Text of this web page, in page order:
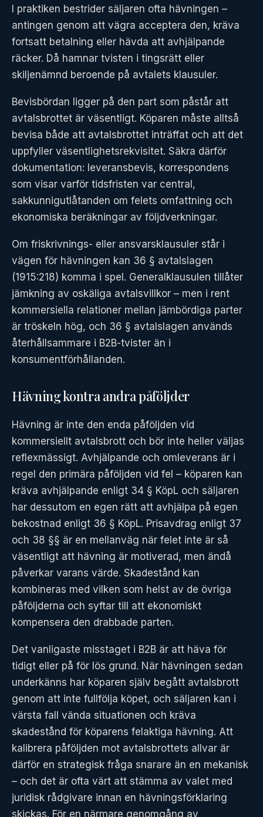
I praktiken bestrider säljaren ofta hävningen –
antingen genom att vägra acceptera den, kräva
fortsatt betalning eller hävda att avhjälpande
räcker. Då hamnar tvisten i tingsrätt eller
skiljenämnd beroende på avtalets klausuler.
Bevisbördan ligger på den part som påstår att
avtalsbrottet är väsentligt. Köparen måste alltså
bevisa både att avtalsbrottet inträffat och att det
uppfyller väsentlighetsrekvisitet. Säkra därför
dokumentation: leveransbevis, korrespondens
som visar varför tidsfristen var central,
sakkunnigutlåtanden om felets omfattning och
ekonomiska beräkningar av följdverkningar.
Om friskrivnings- eller ansvarsklausuler står i
vägen för hävningen kan 36 § avtalslagen
(1915:218) komma i spel. Generalklausulen tillåter
jämkning av oskäliga avtalsvillkor – men i rent
kommersiella relationer mellan jämbördiga parter
är tröskeln hög, och 36 § avtalslagen används
återhållsammare i B2B-tvister än i
konsumentförhållanden.
Hävning kontra andra påföljder
Hävning är inte den enda påföljden vid
kommersiellt avtalsbrott och bör inte heller väljas
reflexmässigt. Avhjälpande och omleverans är i
regel den primära påföljden vid fel – köparen kan
kräva avhjälpande enligt 34 § KöpL och säljaren
har dessutom en egen rätt att avhjälpa på egen
bekostnad enligt 36 § KöpL. Prisavdrag enligt 37
och 38 §§ är en mellanväg när felet inte är så
väsentligt att hävning är motiverad, men ändå
påverkar varans värde. Skadestånd kan
kombineras med vilken som helst av de övriga
påföljderna och syftar till att ekonomiskt
kompensera den drabbade parten.
Det vanligaste misstaget i B2B är att häva för
tidigt eller på för lös grund. När hävningen sedan
underkänns har köparen själv begått avtalsbrott
genom att inte fullfölja köpet, och säljaren kan i
värsta fall vända situationen och kräva
skadestånd för köparens felaktiga hävning. Att
kalibrera påföljden mot avtalsbrottets allvar är
därför en strategisk fråga snarare än en mekanisk
– och det är ofta värt att stämma av valet med
juridisk rådgivare innan en hävningsförklaring
skickas. För en närmare genomgång av